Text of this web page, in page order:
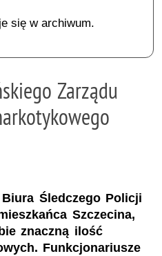
się w archiwum.
Zarządu
Śledczego Policji
Szczecina,
znaczną ilość
Funkcjonariusze